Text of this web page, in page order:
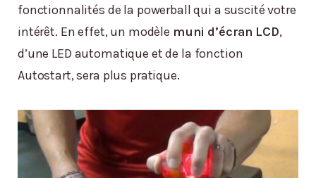
fonctionnalités de la powerball qui a suscité votre
intérêt. En effet, un modèle muni d’écran LCD,
d’une LED automatique et de la fonction
Autostart, sera plus pratique.